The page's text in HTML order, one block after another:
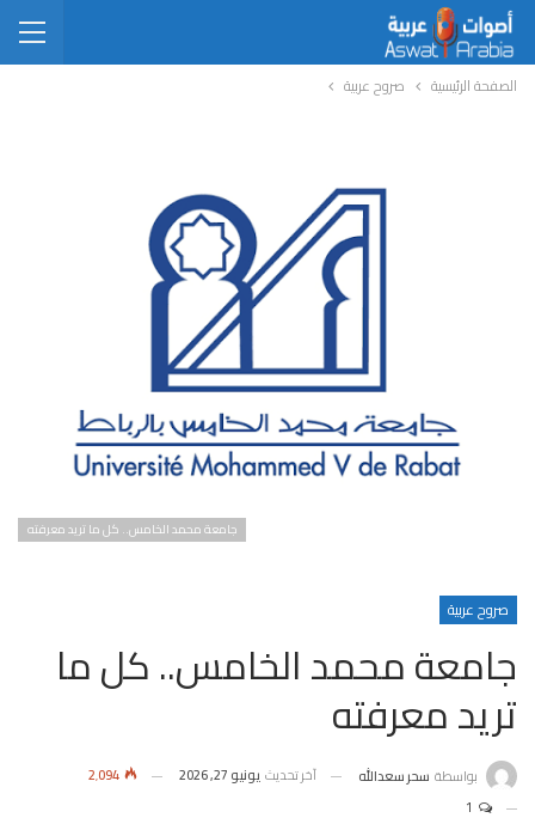
الصفحة الرئيسية صروح عربية
جامعة محمد الخامس.. كل ما تريد معرفته
صروح عربية
جامعة محمد الخامس.. كل ما
تريد معرفته
بواسطة سحر سعدالله آخر تحديث يونيو 27, 2026